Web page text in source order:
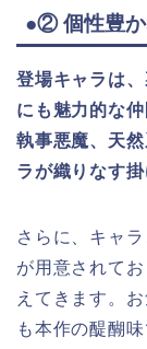
●② 個性豊か
登場キャラは
にも魅力的な
執事悪魔、天
ラが織りなす掛
さらに、キャ
が用意されて
えてきます。
も本作の醍醐味